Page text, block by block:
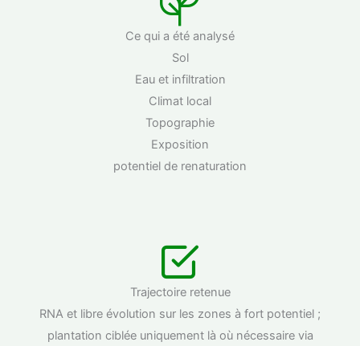
Ce qui a été analysé
Sol
Eau et infiltration
Climat local
Topographie
Exposition
potentiel de renaturation
Trajectoire retenue
RNA et libre évolution sur les zones à fort potentiel ;
plantation ciblée uniquement là où nécessaire via